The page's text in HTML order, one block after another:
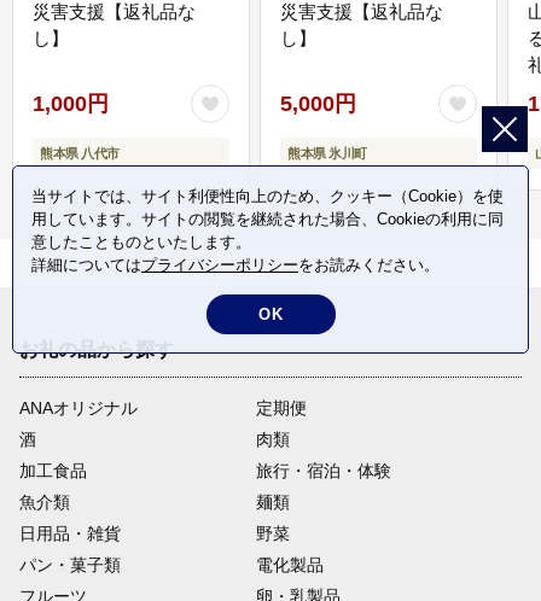
災害支援【返礼品な
し】
1,000円
熊本県 八代市
災害支援【返礼品な
し】
5,000円
熊本県 氷川町
お礼の品から探す
ANAオリジナル
定期便
酒
肉類
加工食品
旅行・宿泊・体験
魚介類
麺類
日用品・雑貨
野菜
パン・菓子類
電化製品
フルーツ
卵・乳製品
当サイトでは、サイト利便性向上のため、クッキー（Cookie）を使
用しています。サイトの閲覧を継続された場合、Cookieの利用に同
意したことものといたします。
詳細についてはプライバシーポリシーをお読みください。
OK